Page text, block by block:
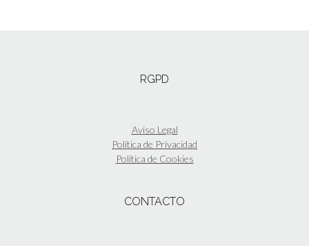
RGPD
Aviso Legal
Política de Privacidad
Política de Cookies
CONTACTO